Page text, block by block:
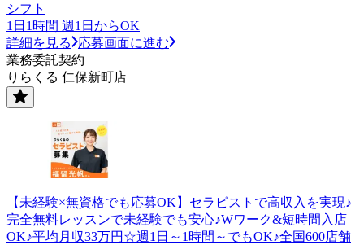
シフト
1日1時間 週1日からOK
詳細を見る
応募画面に進む
業務委託契約
りらくる 仁保新町店
【未経験×無資格でも応募OK】セラピストで高収入を実現♪
完全無料レッスンで未経験でも安心♪Wワーク&短時間入店
OK♪平均月収33万円☆週1日～1時間～でもOK♪全国600店舗